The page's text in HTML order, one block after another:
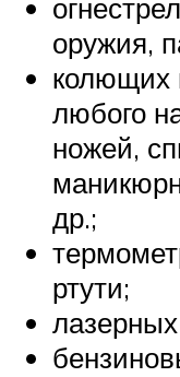
оружия,
колющих
любого
ножей,
др.;
ртути;
лазерных